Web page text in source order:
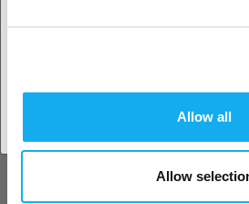
Allow all
Allow